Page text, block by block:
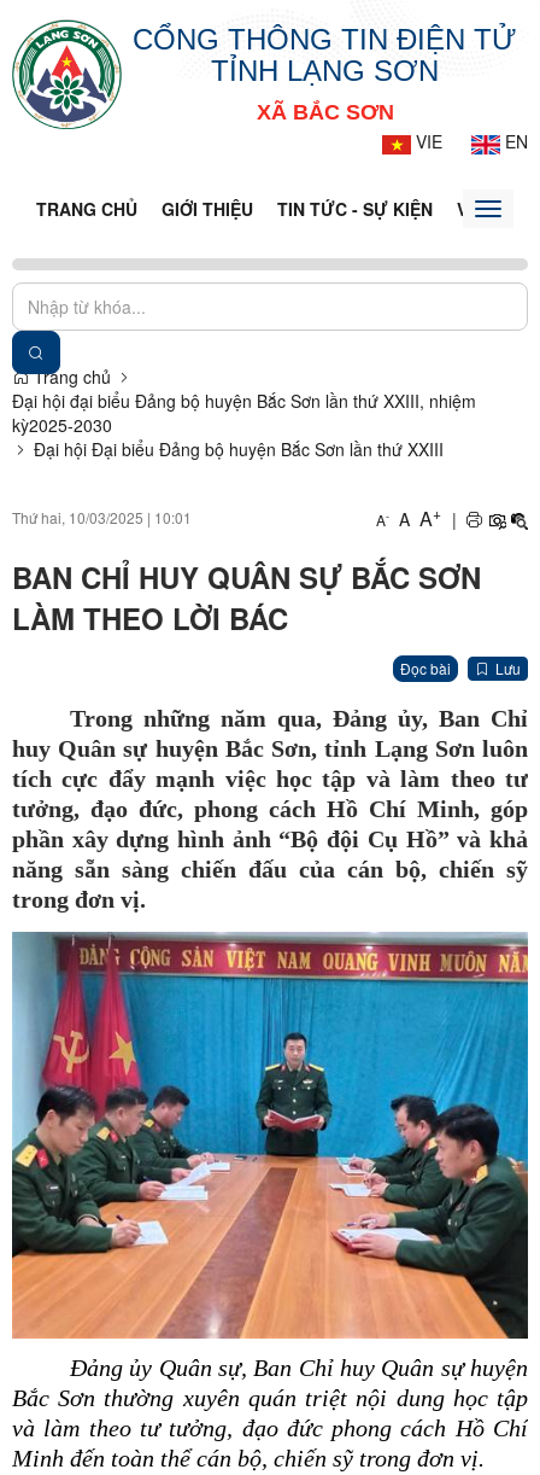
CỔNG THÔNG TIN ĐIỆN TỬ
TỈNH LẠNG SƠN
XÃ BẮC SƠN
VIE
EN
TRANG CHỦ GIỚI THIỆU TIN TỨC - SỰ KIỆN VĂN BẢN
Toggle
Trang chủ
Đại hội đại biểu Đảng bộ huyện Bắc Sơn lần thứ XXIII, nhiệm
kỳ2025-2030
Đại hội Đại biểu Đảng bộ huyện Bắc Sơn lần thứ XXIII
Thứ hai, 10/03/2025 | 10:01 A- A A+ |
BAN CHỈ HUY QUÂN SỰ BẮC SƠN
LÀM THEO LỜI BÁC
Đọc bài Lưu
Trong những năm qua, Đảng ủy, Ban Chỉ
huy Quân sự huyện Bắc Sơn, tỉnh Lạng Sơn luôn
tích cực đẩy mạnh việc học tập và làm theo tư
tưởng, đạo đức, phong cách Hồ Chí Minh, góp
phần xây dựng hình ảnh “Bộ đội Cụ Hồ” và khả
năng sẵn sàng chiến đấu của cán bộ, chiến sỹ
trong đơn vị.
Đảng ủy Quân sự, Ban Chỉ huy Quân sự huyện
Bắc Sơn thường xuyên quán triệt nội dung học tập
và làm theo tư tưởng, đạo đức phong cách Hồ Chí
Minh đến toàn thể cán bộ, chiến sỹ trong đơn vị.